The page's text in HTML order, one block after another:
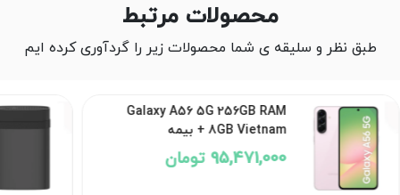
محصولات مرتبط
طبق نظر و سلیقه ی شما محصولات زیر را گردآوری کرده ایم
Galaxy A56 5G 256GB RAM
8GB Vietnam + بیمه
95,471,000 تومان